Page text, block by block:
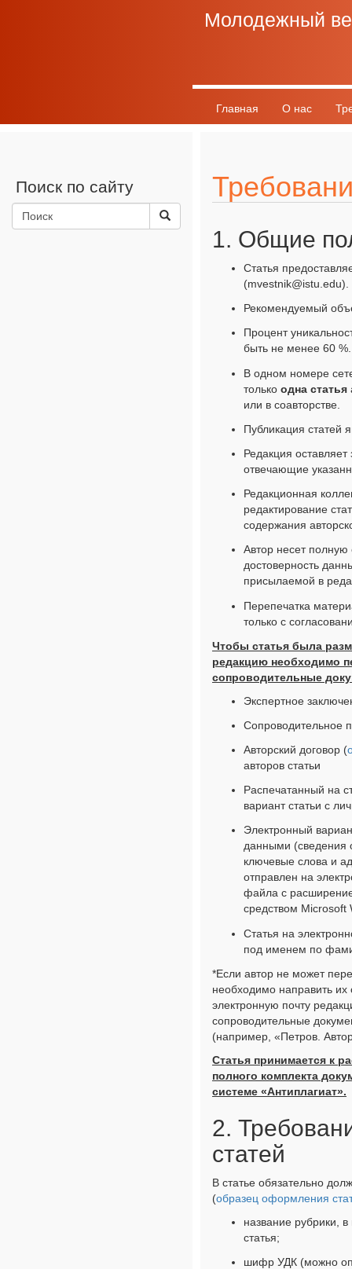
Молодежный
Главная О нас
Поиск по сайту
1. Общие
Статья
(mvestnik@istu.edu).
Рекомендуемый
Процент
быть не менее 60 %.
В одном номере
только одна статья
или в соавторстве.
Публикация статей
Редакция оставляет
отвечающие
Редакционная
редактирование
содержания
Автор несет полную
достоверность
присылаемой в
Перепечатка
только с
Чтобы статья была
редакцию необходимо
сопроводительные
Экспертное
Сопроводительное
Авторский договор (
авторов статьи
Распечатанный на
вариант статьи с
Электронный
данными (сведения
ключевые слова и
отправлен на
файла с
средством
Статья на
под именем по
*Если автор не может
необходимо направить
электронную почту
сопроводительные
(например, «Петров.
Статья принимается к
полного комплекта
системе «Антиплагиат».
2.
статей
В статье обязательно
(образец оформления
название рубрики,
статья;
шифр УДК (можно